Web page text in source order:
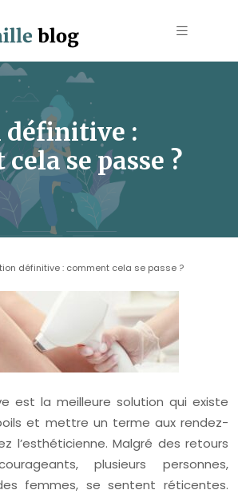
:
se passe ?
définitive : comment cela se passe ?
est la meilleure solution qui existe
et mettre un terme aux rendez-
l’esthéticienne. Malgré des retours
plusieurs personnes,
femmes, se sentent réticentes.